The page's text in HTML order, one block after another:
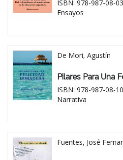
ISBN: 978-987-08-
Ensayos
De Mori, Agustín
Pilares Para Una
ISBN: 978-987-08-
Narrativa
Fuentes, José